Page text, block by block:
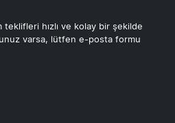
hızlı ve kolay bir şekilde
varsa, lütfen e-posta formu